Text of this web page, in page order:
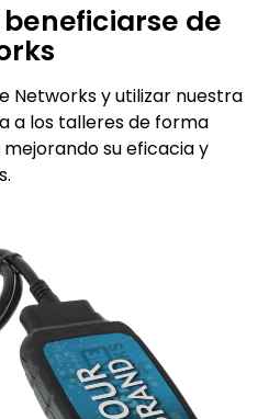
de
Networks y utilizar nuestra
a los talleres de forma
su eficacia y